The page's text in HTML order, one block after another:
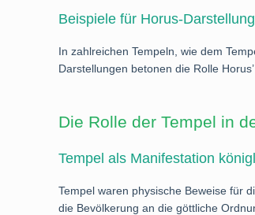
Beispiele für Horus-
In zahlreichen Tempeln, wie dem
Darstellungen betonen die Rolle
Die Rolle der Tempel in
Tempel als Manifestation
Tempel waren physische Beweise für
die Bevölkerung an die göttliche